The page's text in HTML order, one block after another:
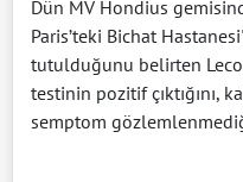
Dün MV Hondius
Paris’teki Bichat
tutulduğunu belirten
testinin pozitif çıktığını,
semptom